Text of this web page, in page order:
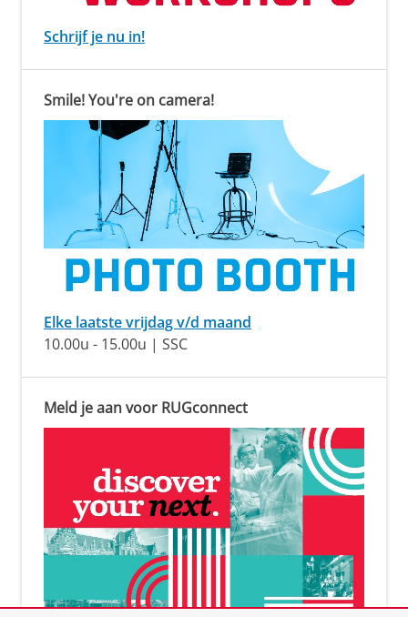
Schrijf je nu in!
Smile! You're on camera!
Elke laatste vrijdag v/d maand
10.00u - 15.00u | SSC
Meld je aan voor RUGconnect